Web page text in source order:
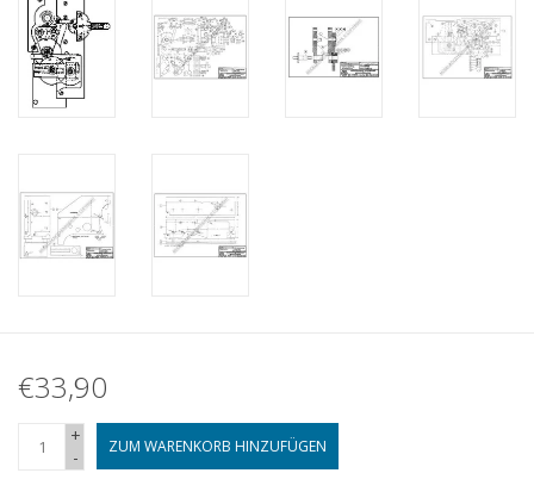
€33,90
+
-
ZUM WARENKORB HINZUFÜGEN